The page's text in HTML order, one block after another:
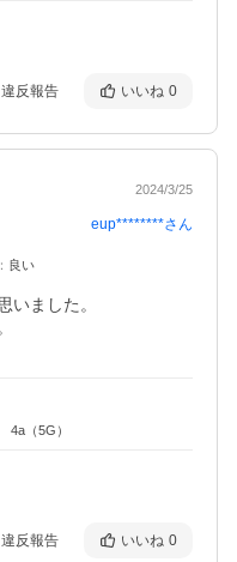
違反報告 いいね 0
2024/3/25
eup********さん
： 良い
ました。
4a（5G）
違反報告 いいね 0